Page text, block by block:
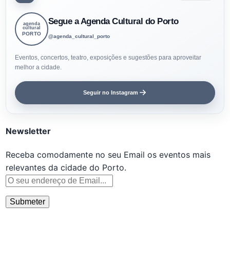
agenda
cultural
PORTO
Segue a Agenda Cultural do Porto
@agenda_cultural_porto
Eventos, concertos, teatro, exposições e sugestões para aproveitar
melhor a cidade.
Seguir no Instagram
Newsletter
Receba comodamente no seu Email os eventos mais
relevantes da cidade do Porto.